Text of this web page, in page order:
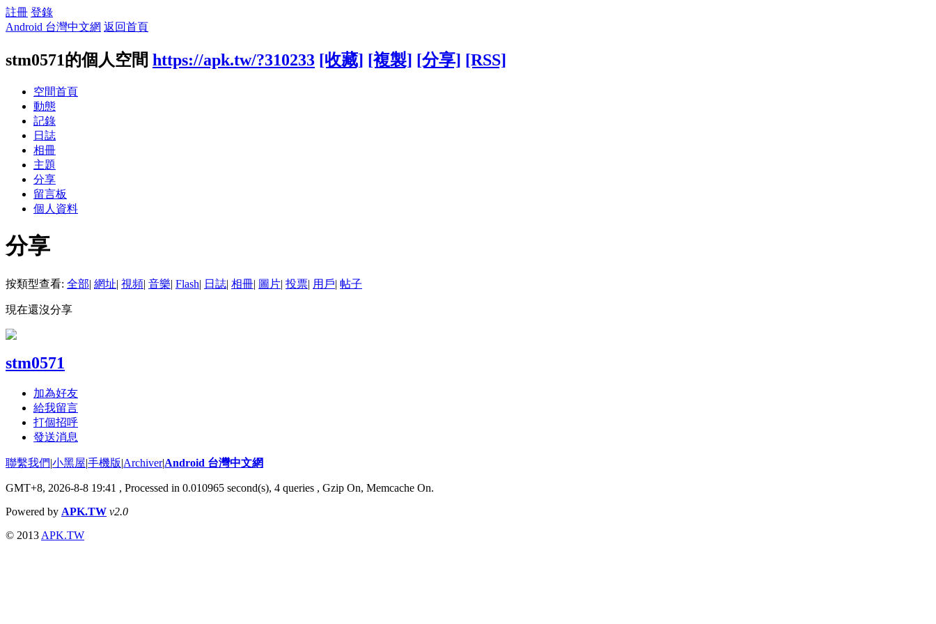
註冊 登錄
Android 台灣中文網 返回首頁
stm0571的個人空間 https://apk.tw/?310233 [收藏] [複製] [分享] [RSS]
空間首頁
動態
記錄
日誌
相冊
主題
分享
留言板
個人資料
分享
按類型查看: 全部| 網址| 視頻| 音樂| Flash| 日誌| 相冊| 圖片| 投票| 用戶| 帖子
現在還沒分享
stm0571
加為好友
給我留言
打個招呼
發送消息
聯繫我們|小黑屋|手機版|Archiver|Android 台灣中文網
GMT+8, 2026-8-8 19:41 , Processed in 0.010965 second(s), 4 queries , Gzip On, Memcache On.
Powered by APK.TW v2.0
© 2013 APK.TW